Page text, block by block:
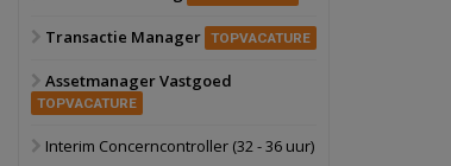
17 september 2026
Transactie Manager TOPVACATURE
Assetmanager Vastgoed
TOPVACATURE
Interim Concerncontroller (32 - 36 uur)